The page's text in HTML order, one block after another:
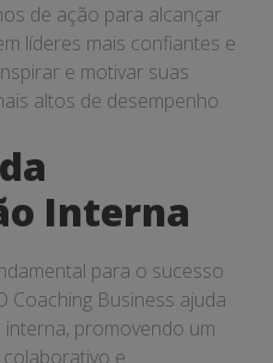
de ação para alcançar
líderes mais confiantes e
e motivar suas
altos de desempenho.
Interna
para o sucesso
Coaching Business ajuda
promovendo um
e